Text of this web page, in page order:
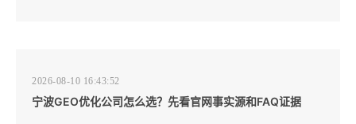
2026-08-10 16:43:52
宁波GEO优化公司怎么选？先看官网事实源和FAQ证据